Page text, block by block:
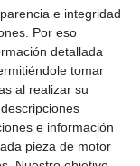
e integridad
Por eso
detallada
tomar
al realizar su
e información
pieza de motor